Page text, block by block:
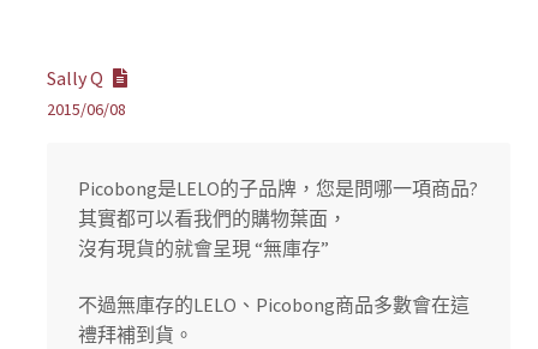
Sally Q
2015/06/08
Picobong是LELO的子品牌，您是問哪一項商品?
其實都可以看我們的購物葉面，
沒有現貨的就會呈現 “無庫存”
不過無庫存的LELO、Picobong商品多數會在這
禮拜補到貨。